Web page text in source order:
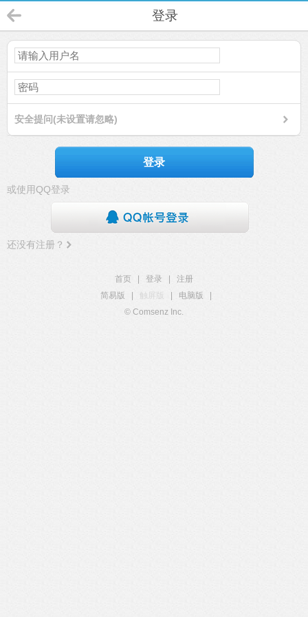
登录
安全提问(未设置请忽略)
登录
或使用QQ登录
还没有注册？
首页 登录
注册
简易版
触屏版 电脑版
© Comsenz Inc.